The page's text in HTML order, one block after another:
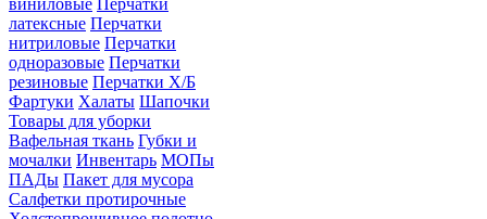
виниловые Перчатки
латексные Перчатки
нитриловые Перчатки
одноразовые Перчатки
резиновые Перчатки Х/Б
Фартуки Халаты Шапочки
Товары для уборки
Вафельная ткань Губки и
мочалки Инвентарь МОПы
ПАДы Пакет для мусора
Салфетки протирочные